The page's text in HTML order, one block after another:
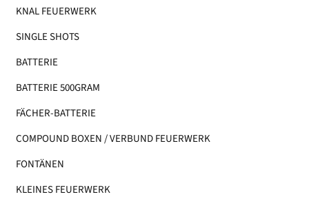
KNAL FEUERWERK
SINGLE SHOTS
BATTERIE
BATTERIE 500GRAM
FÄCHER-BATTERIE
COMPOUND BOXEN / VERBUND FEUERWERK
FONTÄNEN
KLEINES FEUERWERK​